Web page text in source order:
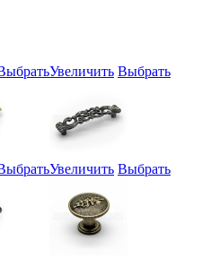
Увеличить Выбрать
Увеличить Выбрать